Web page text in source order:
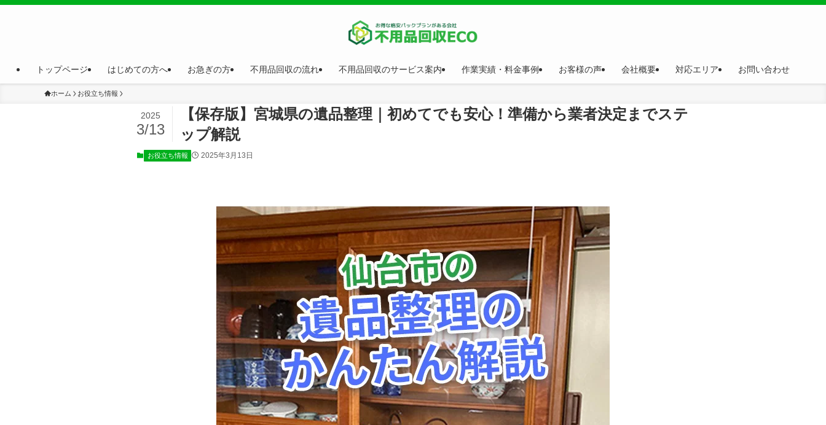
トップページ はじめての方へ お急ぎの方 不用品回収の流れ 不用品回収のサービス案内 作業実績・料金事例 お客様の声 会社概要 対応エリア お問い合わせ
ホーム お役立ち情報
【保存版】宮城県の遺品整理｜初めてでも安心！準備から業者決定までステ
ップ解説
2025
3/13
お役立ち情報 2025年3月13日